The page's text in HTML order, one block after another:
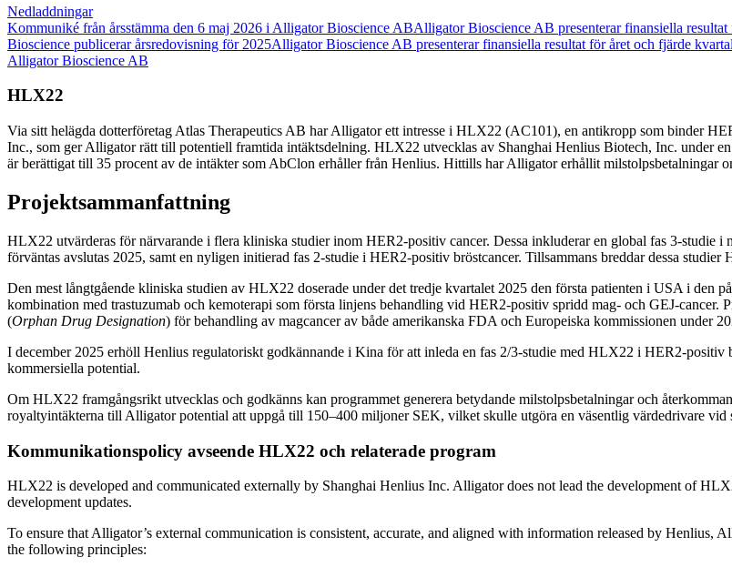
Nedladdningar
Kommuniké från årsstämma den 6 maj 2026 i Alligator Bioscience ABAlligator Bioscience AB presenterar finansiella
Bioscience publicerar årsredovisning för 2025Alligator Bioscience AB presenterar finansiella resultat för året och fjärde
Alligator Bioscience AB
HLX22
Via sitt helägda dotterföretag Atlas Therapeutics AB har Alligator ett intresse i HLX22 (AC101), en antikropp som binder
Inc., som ger Alligator rätt till potentiell framtida intäktsdelning. HLX22 utvecklas av Shanghai Henlius Biotech, Inc. under
är berättigat till 35 procent av de intäkter som AbClon erhåller från Henlius. Hittills har Alligator erhållit milstolpsbetalningar
Projektsammanfattning
HLX22 utvärderas för närvarande i flera kliniska studier inom HER2-positiv cancer. Dessa inkluderar en global fas 3-studie i
förväntas avslutas 2025, samt en nyligen initierad fas 2-studie i HER2-positiv bröstcancer. Tillsammans breddar dessa
Den mest långtgående kliniska studien av HLX22 doserade under det tredje kvartalet 2025 den första patienten i USA i
kombination med trastuzumab och kemoterapi som första linjens behandling vid HER2-positiv spridd mag- och GEJ-
(Orphan Drug Designation) för behandling av magcancer av både amerikanska FDA och Europeiska kommissionen under
I december 2025 erhöll Henlius regulatoriskt godkännande i Kina för att inleda en fas 2/3-studie med HLX22 i HER2-positiv
kommersiella potential.
Om HLX22 framgångsrikt utvecklas och godkänns kan programmet generera betydande milstolpsbetalningar och
royaltyintäkterna till Alligator potential att uppgå till 150–400 miljoner SEK, vilket skulle utgöra en väsentlig värdedrivare vid
Kommunikationspolicy avseende HLX22 och relaterade program
HLX22 is developed and communicated externally by Shanghai Henlius Inc. Alligator does not lead the development of
development updates.
To ensure that Alligator’s external communication is consistent, accurate, and aligned with information released by Henlius,
the following principles: